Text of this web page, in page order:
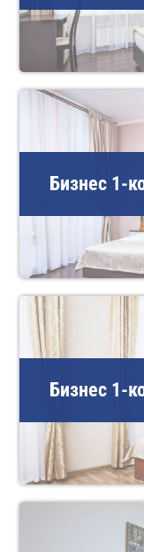
Бизнес 1-
Бизнес 1-